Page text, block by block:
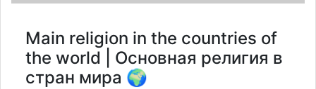
Main religion in the countries of
the world | Основная религия в
стран мира 🌍